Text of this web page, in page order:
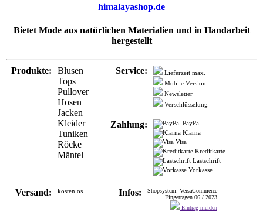
Produkte:
Tops
Jacken
Kleider
Tuniken
Röcke
Mäntel
Lieferzeit max.
Verschlüsselung
PayPal
Klarna
Visa
Kreditkarte
Vorkasse
kostenlos
Shopsystem: VersaCommerce
Eingetragen 06 / 2023
Eintrag melden